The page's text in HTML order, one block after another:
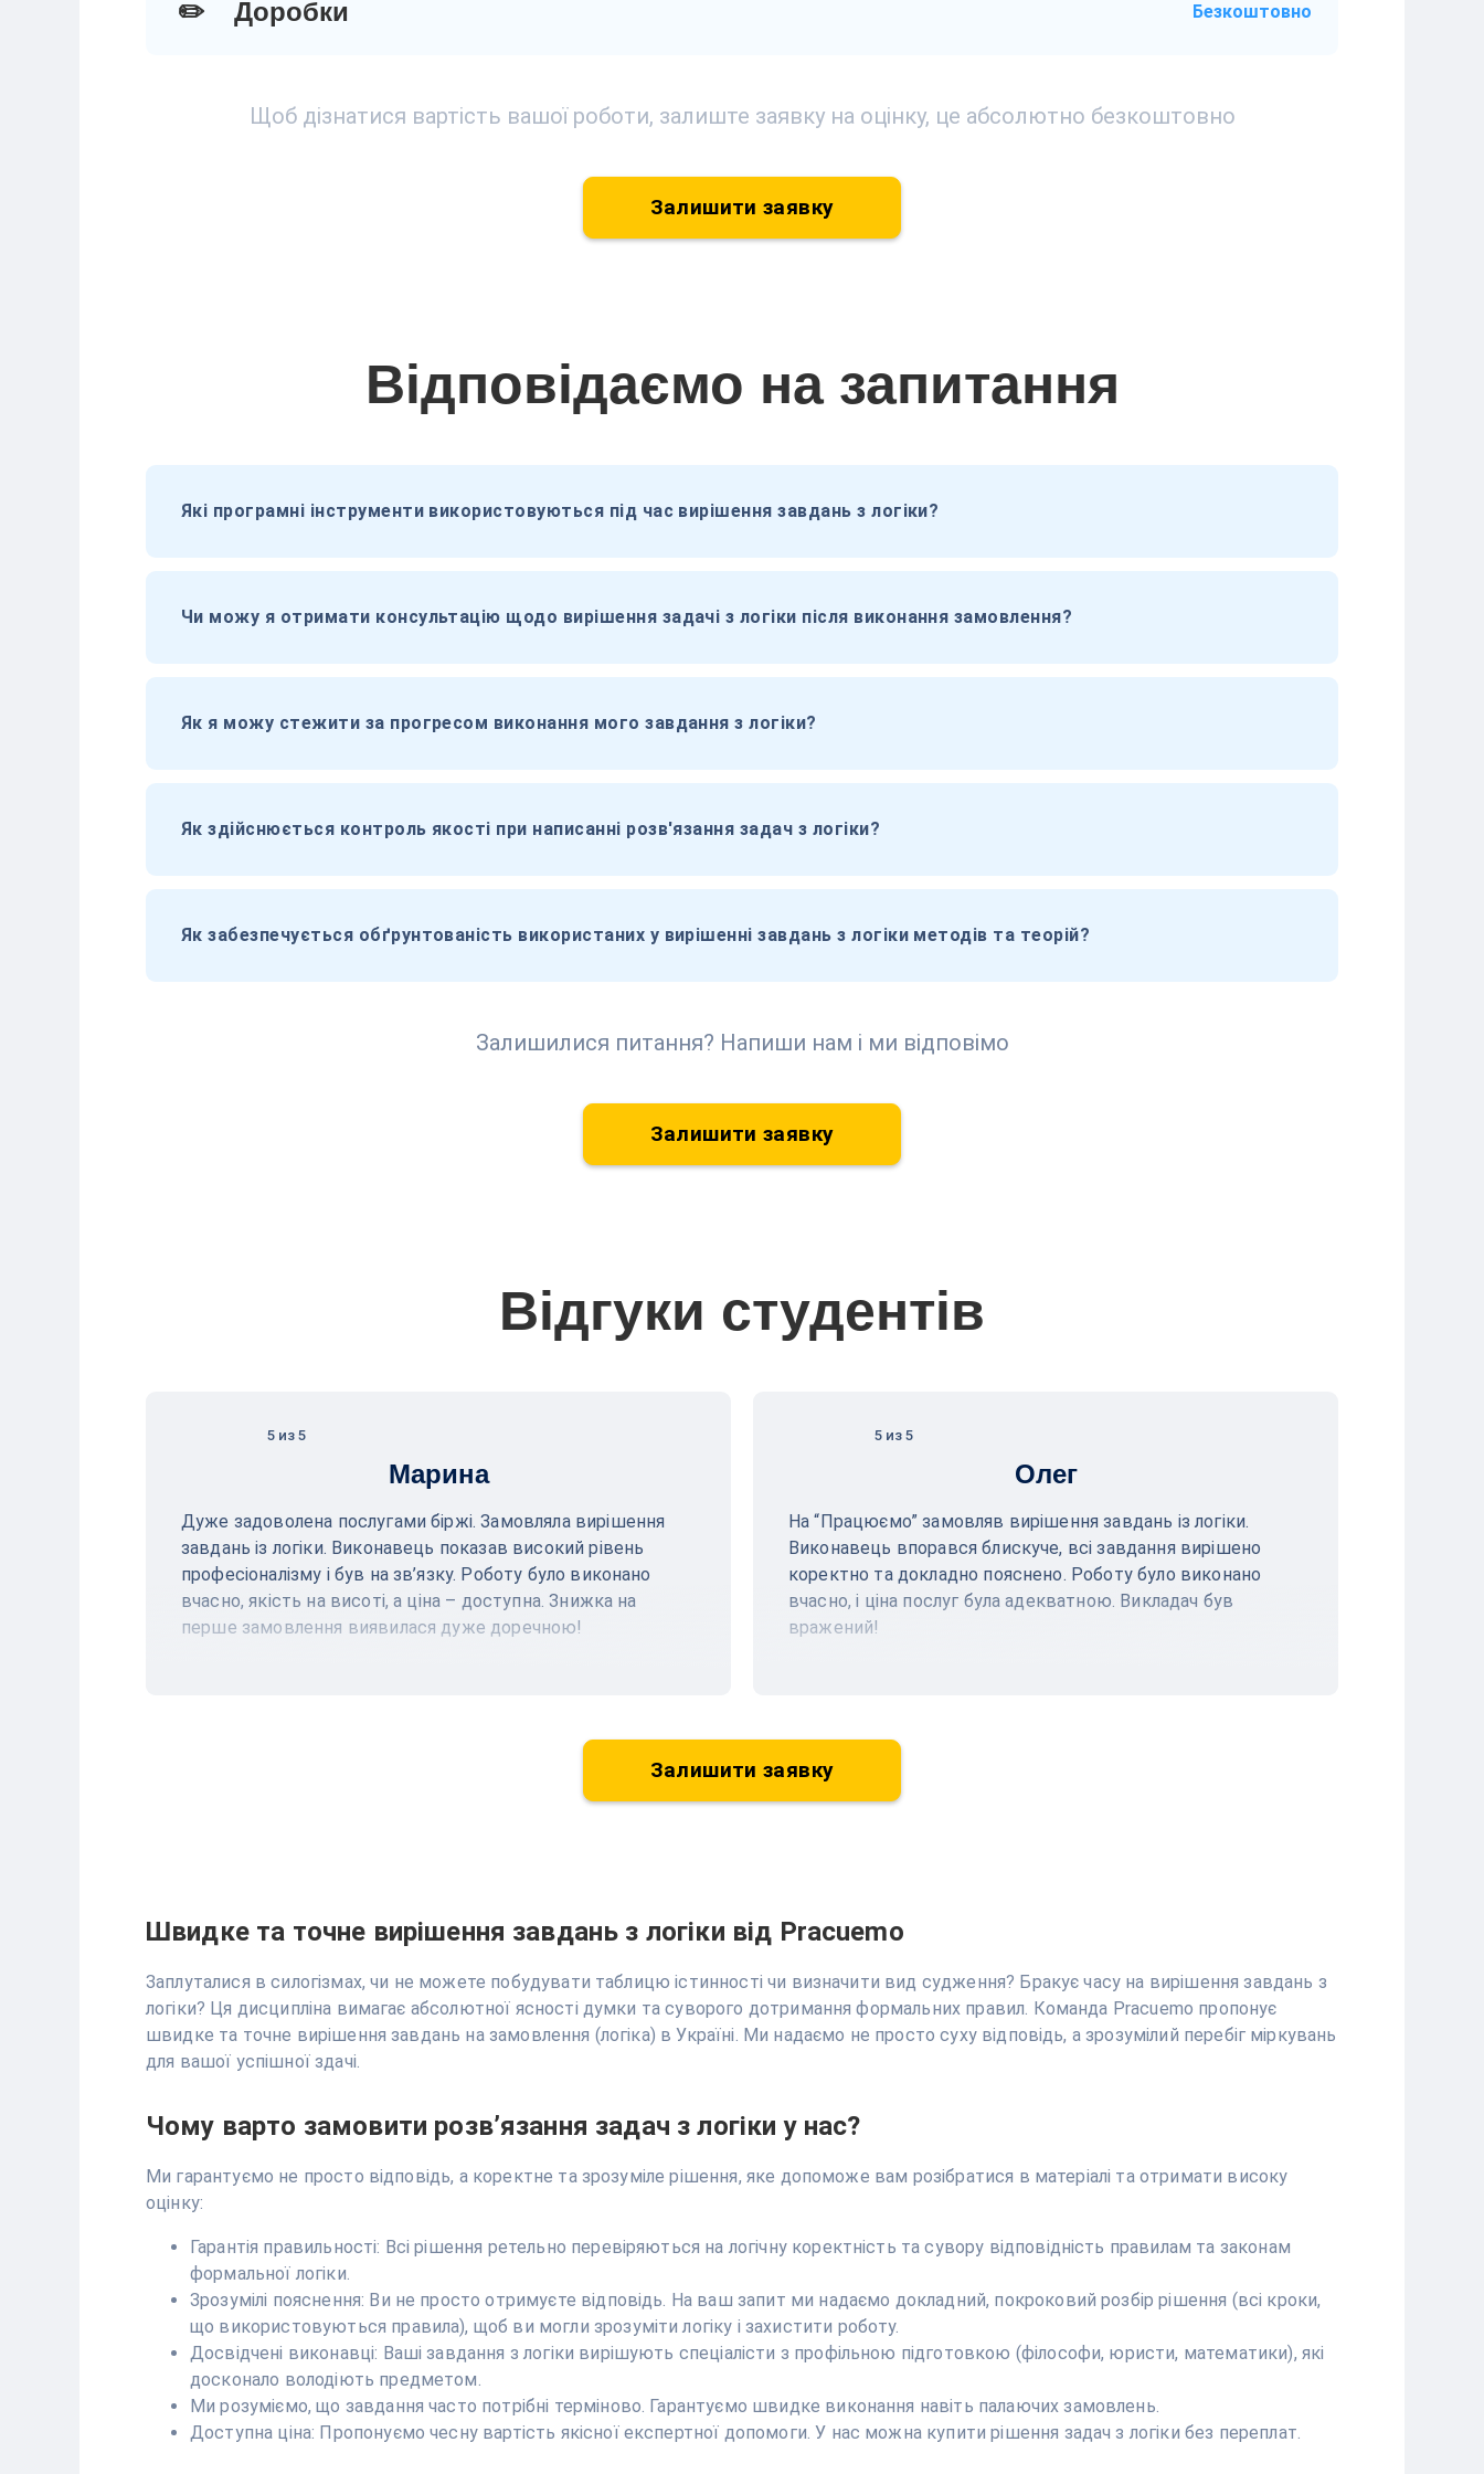
✏️ Доробки Безкоштовно
Щоб дізнатися вартість вашої роботи, залиште заявку на оцінку, це абсолютно безкоштовно
Залишити заявку
Відповідаємо на запитання
Які програмні інструменти використовуються під час вирішення завдань з логіки?
Чи можу я отримати консультацію щодо вирішення задачі з логіки після виконання замовлення?
Як я можу стежити за прогресом виконання мого завдання з логіки?
Як здійснюється контроль якості при написанні розв'язання задач з логіки?
Як забезпечується обґрунтованість використаних у вирішенні завдань з логіки методів та теорій?
Залишилися питання? Напиши нам і ми відповімо
Залишити заявку
Відгуки студентів
5 из 5
Марина
Дуже задоволена послугами біржі. Замовляла вирішення
завдань із логіки. Виконавець показав високий рівень
професіоналізму і був на зв’язку. Роботу було виконано
вчасно, якість на висоті, а ціна – доступна. Знижка на
перше замовлення виявилася дуже доречною!
5 из 5
Олег
На “Працюємо” замовляв вирішення завдань із логіки.
Виконавець впорався блискуче, всі завдання вирішено
коректно та докладно пояснено. Роботу було виконано
вчасно, і ціна послуг була адекватною. Викладач був
вражений!
Залишити заявку
Швидке та точне вирішення завдань з логіки від Pracuemo
Заплуталися в силогізмах, чи не можете побудувати таблицю істинності чи визначити вид судження? Бракує часу на вирішення завдань з
логіки? Ця дисципліна вимагає абсолютної ясності думки та суворого дотримання формальних правил. Команда Pracuemo пропонує
швидке та точне вирішення завдань на замовлення (логіка) в Україні. Ми надаємо не просто суху відповідь, а зрозумілий перебіг міркувань
для вашої успішної здачі.
Чому варто замовити розв’язання задач з логіки у нас?
Ми гарантуємо не просто відповідь, а коректне та зрозуміле рішення, яке допоможе вам розібратися в матеріалі та отримати високу
оцінку:
Гарантія правильності: Всі рішення ретельно перевіряються на логічну коректність та сувору відповідність правилам та законам
формальної логіки.
Зрозумілі пояснення: Ви не просто отримуєте відповідь. На ваш запит ми надаємо докладний, покроковий розбір рішення (всі кроки,
що використовуються правила), щоб ви могли зрозуміти логіку і захистити роботу.
Досвідчені виконавці: Ваші завдання з логіки вирішують спеціалісти з профільною підготовкою (філософи, юристи, математики), які
досконало володіють предметом.
Ми розуміємо, що завдання часто потрібні терміново. Гарантуємо швидке виконання навіть палаючих замовлень.
Доступна ціна: Пропонуємо чесну вартість якісної експертної допомоги. У нас можна купити рішення задач з логіки без переплат.